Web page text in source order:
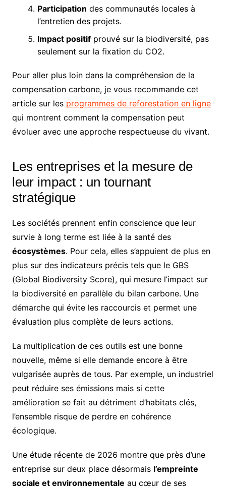
Participation des communautés locales à
l’entretien des projets.
Impact positifprouvé sur la biodiversité, pas
seulement sur la fixation du CO2.
Pour aller plus loin dans la compréhension de la
compensation carbone, je vous recommande cet
article sur les programmes de reforestation en ligne
qui montrent comment la compensation peut
évoluer avec une approche respectueuse du vivant.
Les entreprises et la mesure de
leur impact : un tournant
stratégique
Les sociétés prennent enfin conscience que leur
survie à long terme est liée à la santé des
écosystèmes. Pour cela, elles s’appuient de plus en
plus sur des indicateurs précis tels que le GBS
(Global Biodiversity Score), qui mesure l’impact sur
la biodiversité en parallèle du bilan carbone. Une
démarche qui évite les raccourcis et permet une
évaluation plus complète de leurs actions.
La multiplication de ces outils est une bonne
nouvelle, même si elle demande encore à être
vulgarisée auprès de tous. Par exemple, un industriel
peut réduire ses émissions mais si cette
amélioration se fait au détriment d’habitats clés,
l’ensemble risque de perdre en cohérence
écologique.
Une étude récente de 2026 montre que près d’une
entreprise sur deux place désormais l’empreinte
sociale et environnementale au cœur de ses